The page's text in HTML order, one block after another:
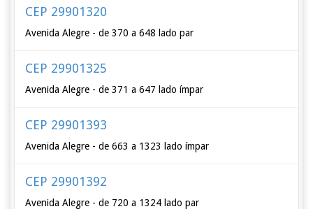
CEP 29901320
Avenida Alegre - de 370 a 648 lado par
CEP 29901325
Avenida Alegre - de 371 a 647 lado ímpar
CEP 29901393
Avenida Alegre - de 663 a 1323 lado ímpar
CEP 29901392
Avenida Alegre - de 720 a 1324 lado par